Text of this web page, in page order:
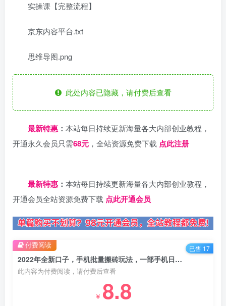
实操课【完整流程】
京东内容平台.txt
思维导图.png
此处内容已隐藏，请付费后查看
最新特惠： 本站每日持续更新海量各大内部创业教程，
开通永久会员只需68元 ，全站资源免费下载 点此注册
最新特惠： 本站每日持续更新海量各大内部创业教程，
开通会员全站资源免费下载 点此开通会员
2022年全新口子，手机批量搬砖玩法，一部手机日撸2000+
此内容为付费阅读，请付费后查看
￥ 8.8
付费阅读 已售 17